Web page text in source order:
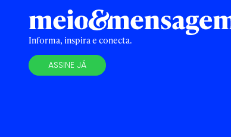
Informa, inspira e conecta.
ASSINE JÁ